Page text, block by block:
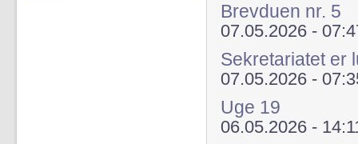
Brevduen nr. 5
07.05.2026 -
Sekretariatet er
07.05.2026 -
Uge 19
06.05.2026 -